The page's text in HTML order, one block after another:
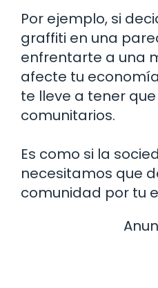
Por ejemplo, si
graffiti en una
enfrentarte a una
afecte tu
te lleve a tener
comunitarios.
Es como si la
necesitamos que
comunidad por tu